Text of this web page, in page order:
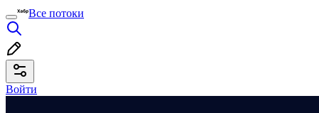
Все потоки
Войти